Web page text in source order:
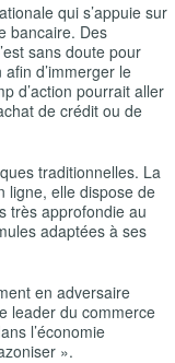
qui s’appuie sur
bancaire. Des
sans doute pour
d’immerger le
d’action pourrait aller
de crédit ou de
traditionnelles. La
ligne, elle dispose de
très approfondie au
adaptées à ses
en adversaire
leader du commerce
l’économie
».